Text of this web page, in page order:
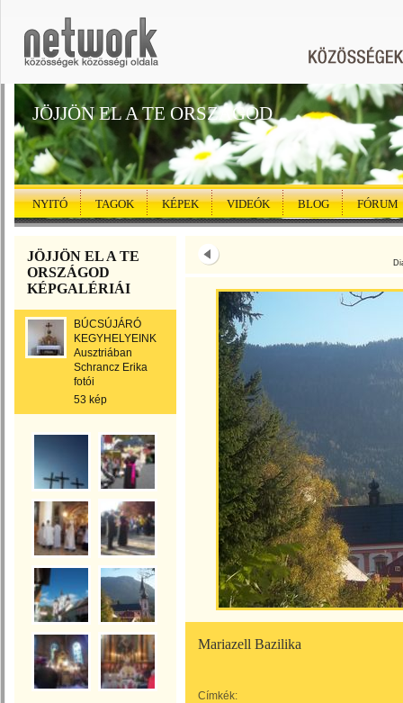
JÖJJÖN EL A TE ORSZÁGOD
NYITÓ TAGOK KÉPEK VIDEÓK BLOG FÓRUM
JÖJJÖN EL A TE
ORSZÁGOD
KÉPGALÉRIÁI
BÚCSÚJÁRÓ
KEGYHELYEINK
Ausztriában
Schrancz Erika
fotói
53 kép
Mariazell Bazilika
Címkék: